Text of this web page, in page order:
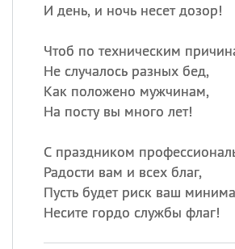
И день, и ночь несет дозор!
Чтоб по техническим
Не случалось разных бед,
Как положено мужчинам,
На посту вы много лет!
С праздником
Радости вам и всех благ,
Пусть будет риск ваш
Несите гордо службы флаг!
Сегодня
Сергей
Посмотреть